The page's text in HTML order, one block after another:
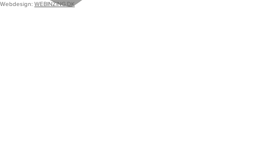
Webdesign: WEBINZING.DK